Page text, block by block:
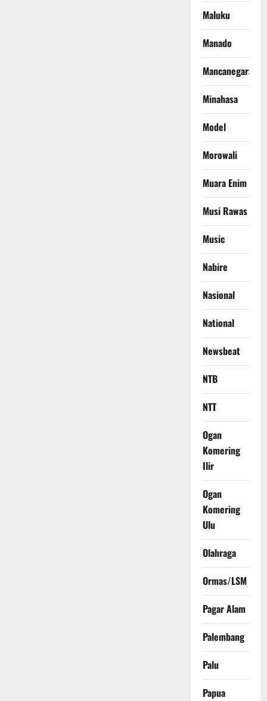
Maluku
Manado
Mancanegara
Minahasa
Model
Morowali
Muara Enim
Musi Rawas
Music
Nabire
Nasional
National
Newsbeat
NTB
NTT
Ogan
Komering
Ilir
Ogan
Komering
Ulu
Olahraga
Ormas/LSM
Pagar Alam
Palembang
Palu
Papua